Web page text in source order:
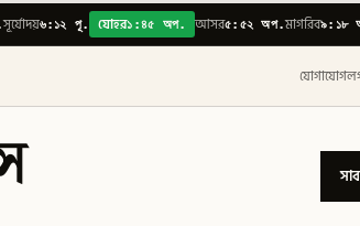
সূর্যোদয়৬:১২ পূ. যোহর১:৪৫ অপ. আসর৫:৫২ অপ.মাগরিব৯:১৮
যোগাযোগ